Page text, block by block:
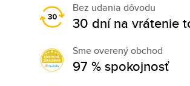
Bez udania dôvodu
30 dní na vrátenie
Sme overený obchod
97 % spokojnosť